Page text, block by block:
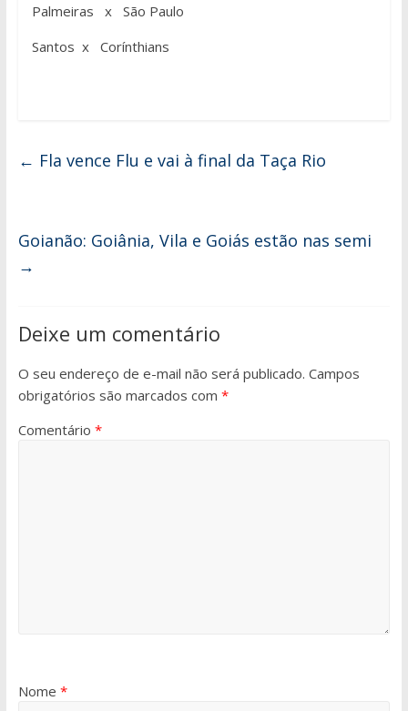
Palmeiras x São Paulo
Santos x Corínthians
← Fla vence Flu e vai à final da Taça Rio
Goianão: Goiânia, Vila e Goiás estão nas semi
→
Deixe um comentário
O seu endereço de e-mail não será publicado. Campos
obrigatórios são marcados com *
Comentário *
Nome *